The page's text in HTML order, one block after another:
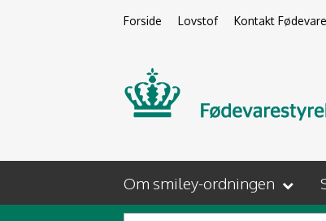
Forside Lovstof Kontakt
Om smiley-ordningen